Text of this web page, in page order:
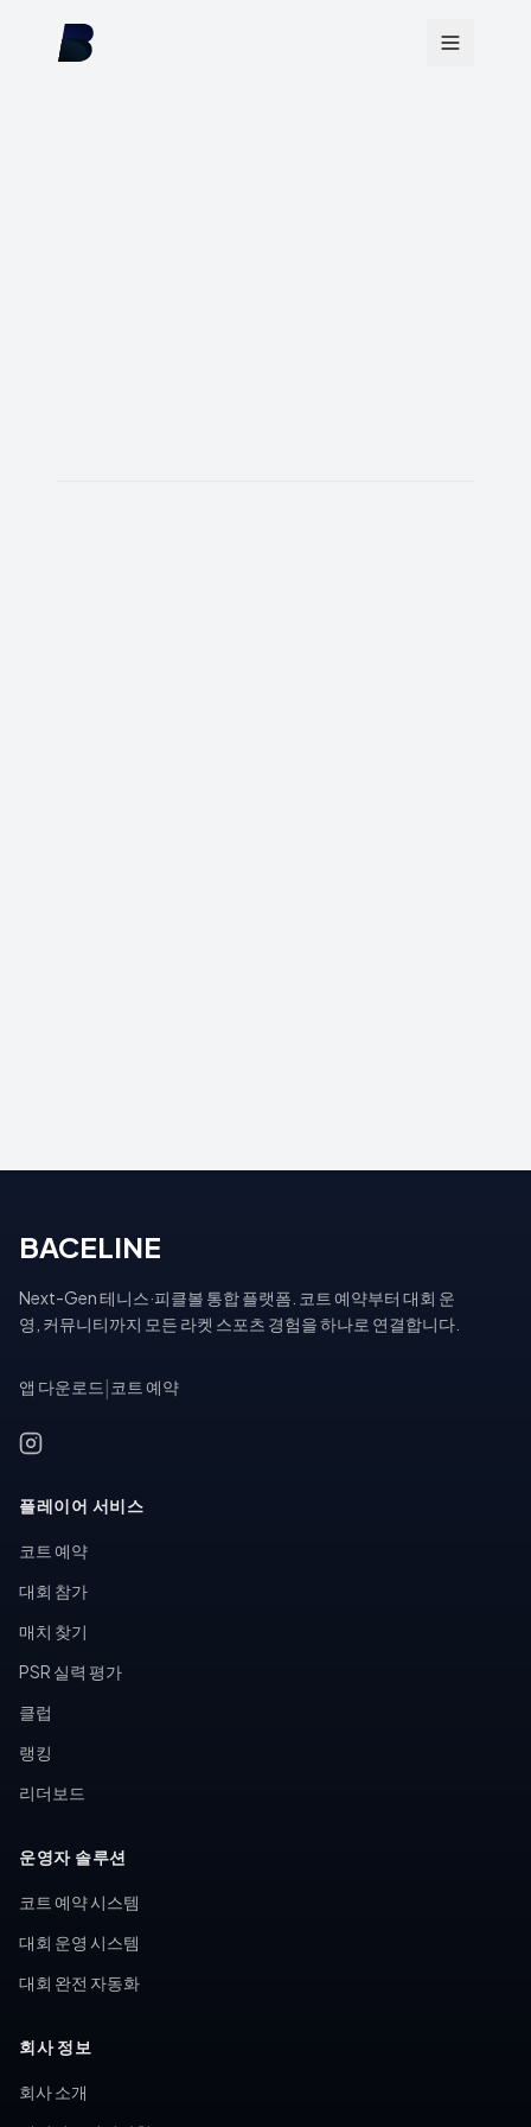
BACELINE
Next-Gen 테니스·피클볼 통합 플랫폼. 코트 예약부터 대회 운
영, 커뮤니티까지 모든 라켓 스포츠 경험을 하나로 연결합니다.
앱 다운로드 코트 예약
플레이어 서비스
코트 예약
대회 참가
매치 찾기
PSR 실력 평가
클럽
랭킹
리더보드
운영자 솔루션
코트 예약 시스템
대회 운영 시스템
대회 완전 자동화
회사 정보
회사 소개